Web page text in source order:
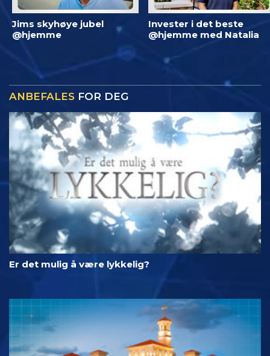
Jims skyhøye jubel
@hjemme
Invester i det beste
@hjemme med Natalia
ANBEFALES FOR DEG
Er det mulig å være lykkelig?